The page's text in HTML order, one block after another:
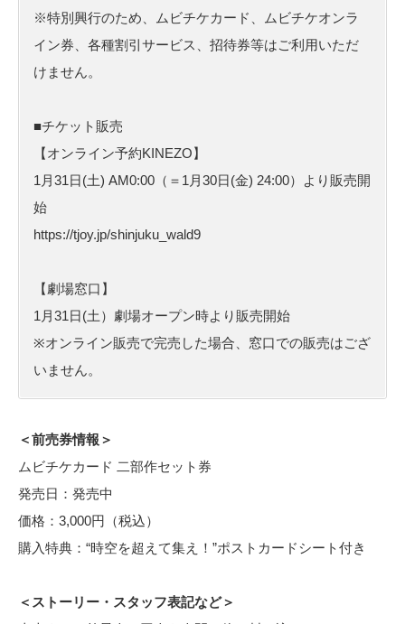
※特別興行のため、ムビチケカード、ムビチケオンラ
イン券、各種割引サービス、招待券等はご利用いただ
けません。
■チケット販売
【オンライン予約KINEZO】
1月31日(土) AM0:00（＝1月30日(金) 24:00）より販売開
始
https://tjoy.jp/shinjuku_wald9
【劇場窓口】
1月31日(土）劇場オープン時より販売開始
※オンライン販売で完売した場合、窓口での販売はござ
いません。
＜前売券情報＞
ムビチケカード 二部作セット券
発売日：発売中
価格：3,000円（税込）
購入特典：“時空を超えて集え！”ポストカードシート付き
＜ストーリー・スタッフ表記など＞